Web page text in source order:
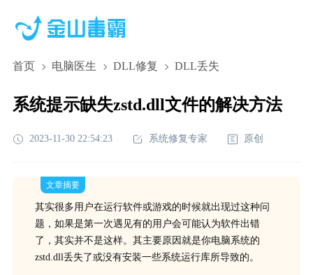
首页 电脑医生 DLL修复 DLL丢失
系统提示缺失zstd.dll文件的解决方法
2023-11-30 22:54:23 系统修复专家 原创
文章摘要
其实很多用户在运行软件或游戏的时候就出现过这种问
题，如果是第一次遇见有的用户会可能认为软件出错
了，其实并不是这样。其主要原因就是你电脑系统的
zstd.dll丢失了或没有安装一些系统运行库所导致的。